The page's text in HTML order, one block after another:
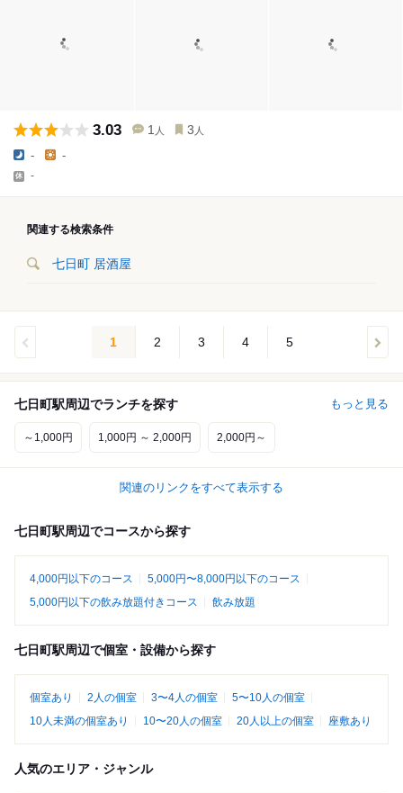
3.03 1 人 3 人
- -
-
関連する検索条件
七日町 居酒屋
1 2 3 4 5
七日町駅周辺でランチを探す もっと見る
～1,000円 1,000円 ～ 2,000円 2,000円～
関連のリンクをすべて表示する
七日町駅周辺でコースから探す
4,000円以下のコース
5,000円〜8,000円以下のコース
5,000円以下の飲み放題付きコース
飲み放題
七日町駅周辺で個室・設備から探す
個室あり 2人の個室 3〜4人の個室
5〜10人の個室
10人未満の個室あり
10〜20人の個室 20人以上の個室 座敷あり
人気のエリア・ジャンル